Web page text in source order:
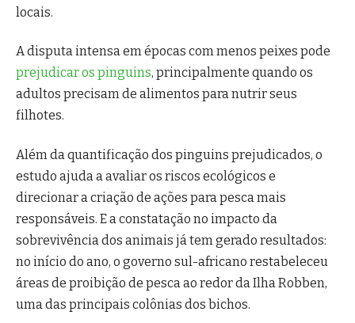
locais.
A disputa intensa em épocas com menos peixes pode
prejudicar os pinguins, principalmente quando os
adultos precisam de alimentos para nutrir seus
filhotes.
Além da quantificação dos pinguins prejudicados, o
estudo ajuda a avaliar os riscos ecológicos e
direcionar a criação de ações para pesca mais
responsáveis. E a constatação no impacto da
sobrevivência dos animais já tem gerado resultados:
no início do ano, o governo sul-africano restabeleceu
áreas de proibição de pesca ao redor da Ilha Robben,
uma das principais colônias dos bichos.